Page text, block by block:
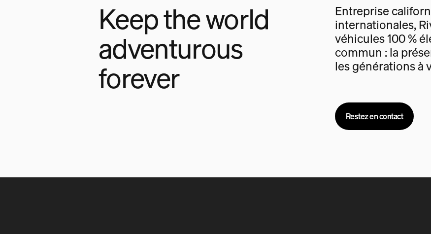
Keep the world
adventurous
forever
Entreprise
internationales,
véhicules 100 %
commun : la
les générations à
Restez en contact